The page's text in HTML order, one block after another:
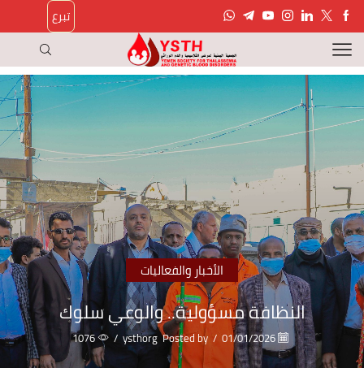
تبرع
الأخبار والفعاليات
النظافة مسؤولية.. والوعي سلوك
/
Posted by
ysthorg
/
1076